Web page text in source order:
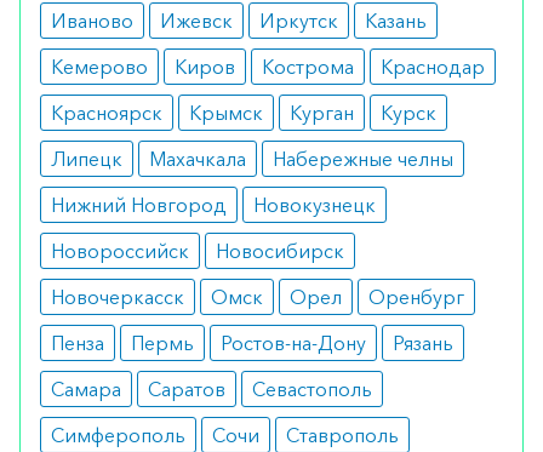
Возможным ограничением является
беременность и период лактации.
Побочные эффекты
Соблюдение дозировки исключает появление
побочных симптомов. В крайне редких случаях
отмечались головная боль, чувство жара и
неприятные ощущения в грудной клетке.
Режим дозирования
Таблетки используются в дозировке 8 мг за 1-2
часа до начала химиотерапии и 8 мг через 12
часов. При использовании высоких доз
Иваново
Ижевск Иркутск
Казань
Кемерово
Киров Кострома
Краснодар
Красноярск
Крымск Курган
Курск
Липецк
Махачкала
Набережные челны
Нижний Новгород
Новокузнецк
Новороссийск
Новосибирск
Новочеркасск
Омск Орел
Оренбург
Пенза
Пермь Ростов-на-Дону
Рязань
Самара
Саратов
Севастополь
Симферополь
Сочи
Ставрополь